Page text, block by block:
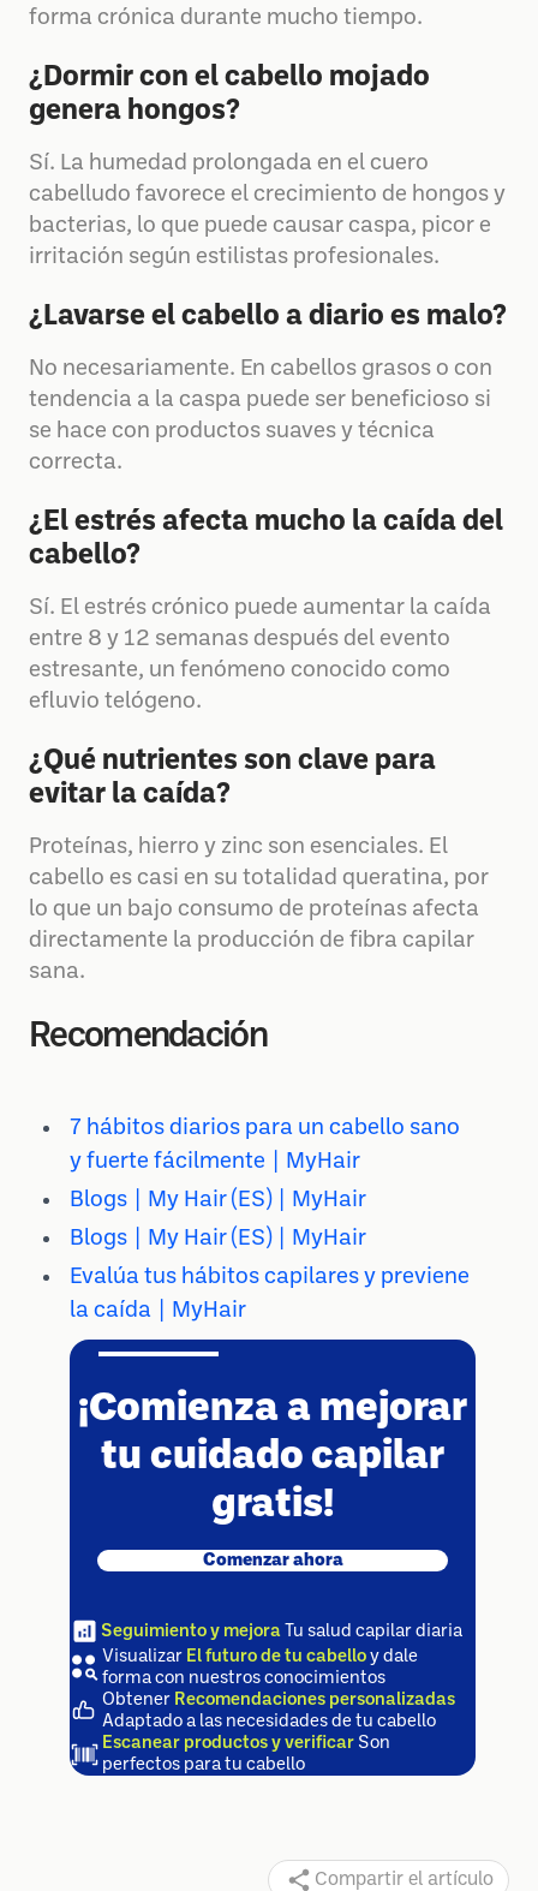
forma crónica durante mucho tiempo.
¿Dormir con el cabello mojado
genera hongos?
Sí. La humedad prolongada en el cuero
cabelludo favorece el crecimiento de hongos y
bacterias, lo que puede causar caspa, picor e
irritación según estilistas profesionales.
¿Lavarse el cabello a diario es malo?
No necesariamente. En cabellos grasos o con
tendencia a la caspa puede ser beneficioso si
se hace con productos suaves y técnica
correcta.
¿El estrés afecta mucho la caída del
cabello?
Sí. El estrés crónico puede aumentar la caída
entre 8 y 12 semanas después del evento
estresante, un fenómeno conocido como
efluvio telógeno.
¿Qué nutrientes son clave para
evitar la caída?
Proteínas, hierro y zinc son esenciales. El
cabello es casi en su totalidad queratina, por
lo que un bajo consumo de proteínas afecta
directamente la producción de fibra capilar
sana.
Recomendación
7 hábitos diarios para un cabello sano
y fuerte fácilmente | MyHair
Blogs | My Hair (ES) | MyHair
Blogs | My Hair (ES) | MyHair
Evalúa tus hábitos capilares y previene
la caída | MyHair
¡Comienza a mejorar
tu cuidado capilar
gratis!
Comenzar ahora
Seguimiento y mejora Tu salud capilar diaria
Visualizar El futuro de tu cabello y dale
forma con nuestros conocimientos
Obtener Recomendaciones personalizadas
Adaptado a las necesidades de tu cabello
Escanear productos y verificar Son
perfectos para tu cabello
Compartir el artículo